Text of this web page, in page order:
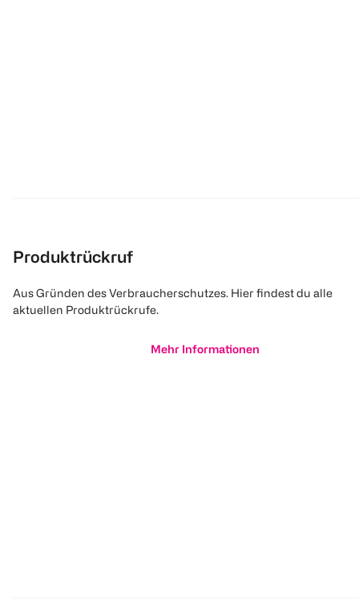
Produktrückruf
Aus Gründen des Verbraucherschutzes. Hier findest du alle
aktuellen Produktrückrufe.
Mehr Informationen